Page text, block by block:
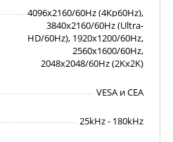
4096x2160/60Hz (4Kp60Hz),
3840x2160/60Hz (Ultra-
HD/60Hz), 1920x1200/60Hz,
2560x1600/60Hz,
2048x2048/60Hz (2Kx2K)
VESA и CEA
25kHz - 180kHz